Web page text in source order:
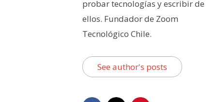
probar tecnologías y escribir de
ellos. Fundador de Zoom
Tecnológico Chile.
See author's posts